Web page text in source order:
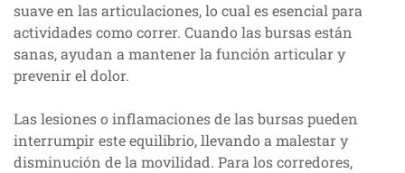
suave en las articulaciones, lo cual es esencial para
actividades como correr. Cuando las bursas están
sanas, ayudan a mantener la función articular y
prevenir el dolor.
Las lesiones o inflamaciones de las bursas pueden
interrumpir este equilibrio, llevando a malestar y
disminución de la movilidad. Para los corredores,